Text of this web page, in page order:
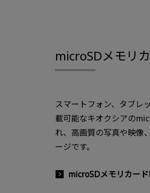
microSDメモリ
スマートフォン、タブレ
載可能なキオクシアの
れ、高画質の写真や映像
ージです。
microSDメモリカー